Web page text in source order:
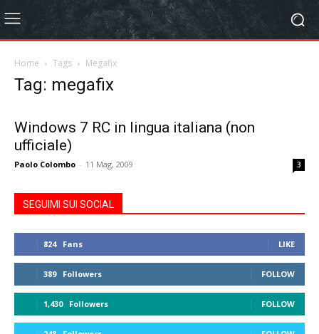
Home Tags Megafix
Tag: megafix
Windows 7 RC in lingua italiana (non
ufficiale)
Paolo Colombo - 11 Mag, 2009 3
SEGUIMI SUI SOCIAL
824 Fans LIKE
389 Followers FOLLOW
1,430 Followers FOLLOW